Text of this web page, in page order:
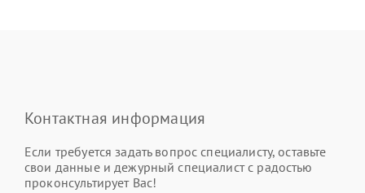
Контактная информация
Если требуется задать вопрос специалисту, оставьте
свои данные и дежурный специалист с радостью
проконсультирует Вас!